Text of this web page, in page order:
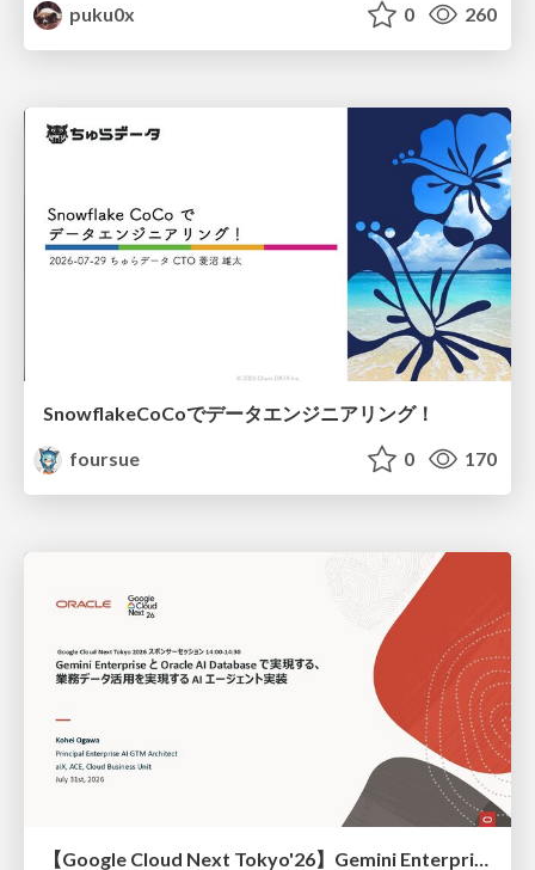
puku0x
0 260
SnowflakeCoCoでデータエンジニアリング！
foursue
0 170